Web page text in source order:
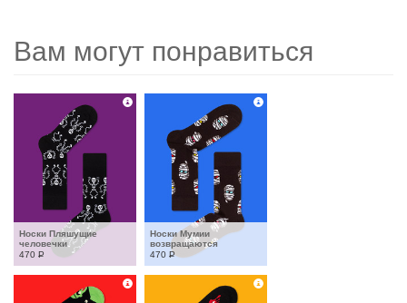
Вам могут понравиться
Носки Пляшущие
человечки
470 Р
Носки Мумии
возвращаются
470 Р